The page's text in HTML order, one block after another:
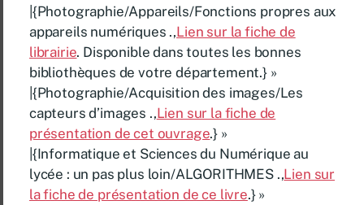
|{Photographie/Appareils/Fonctions propres aux
appareils numériques .,Lien sur la fiche de
librairie. Disponible dans toutes les bonnes
bibliothèques de votre département.} »
|{Photographie/Acquisition des images/Les
capteurs d’images .,Lien sur la fiche de
présentation de cet ouvrage.} »
|{Informatique et Sciences du Numérique au
lycée : un pas plus loin/ALGORITHMES .,Lien sur
la fiche de présentation de ce livre.} »